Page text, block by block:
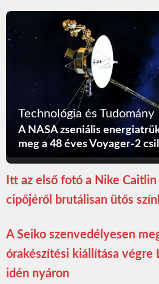
Technológia és Tudomány
A NASA zseniális
meg a 48 éves Voyager-2
Itt az első fotó a Nike
cipőjéről brutálisan ütős
A Seiko szenvedélyesen
órakészítési kiállítása végre
idén nyáron